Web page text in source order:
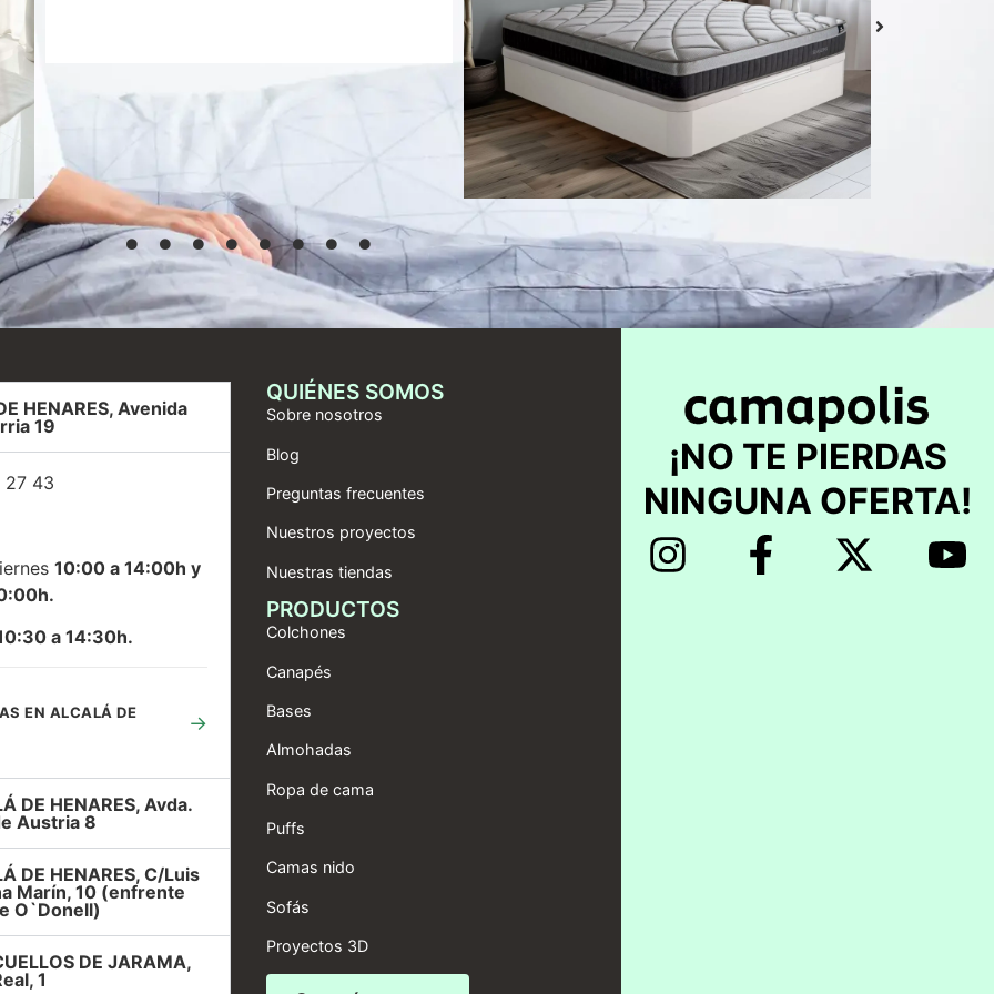
Colchón Delizia
Desde 439,00€
Seleccionar
opciones
HENARES, Avenida
19
27 43
10:00 a 14:00h y
a 14:30h.
EN ALCALÁ DE
→
DE HENARES, Avda.
Austria 8
DE HENARES, C/Luis
Marín, 10 (enfrente
O`Donell)
DE JARAMA,
1
QUIÉNES SOMOS
Sobre nosotros
Blog
Preguntas frecuentes
Nuestros proyectos
Nuestras tiendas
PRODUCTOS
Colchones
Canapés
Bases
Almohadas
Ropa de cama
Puffs
Camas nido
Sofás
Proyectos 3D
¡NO TE PIERDAS
NINGUNA OFERTA!